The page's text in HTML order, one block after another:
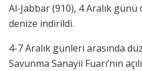
Al-Jabbar (910), 4 Aralık
denize indirildi.
4-7 Aralık günleri arasında
Savunma Sanayii Fuarı’nın